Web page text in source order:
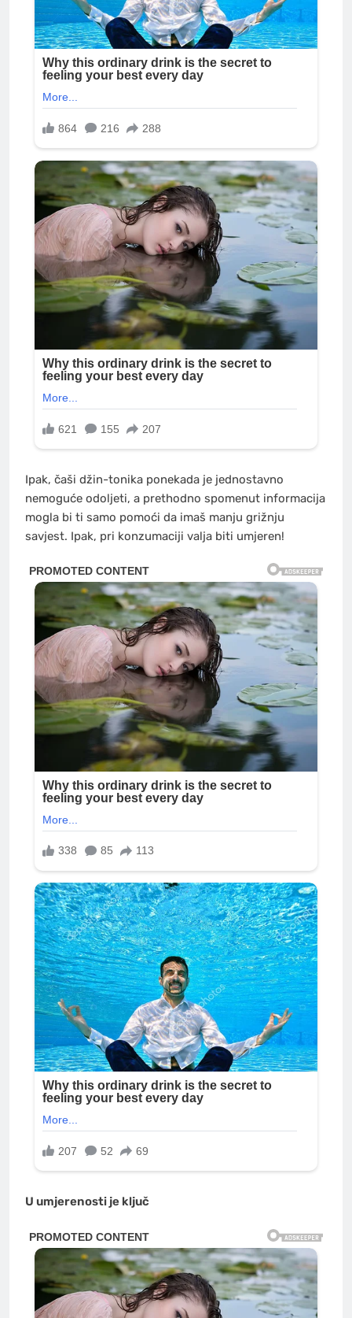
Ipak, čaši džin-tonika ponekada je jednostavno
nemoguće odoljeti, a prethodno spomenut informacija
mogla bi ti samo pomoći da imaš manju grižnju
savjest. Ipak, pri konzumaciji valja biti umjeren!
U umjerenosti je ključ